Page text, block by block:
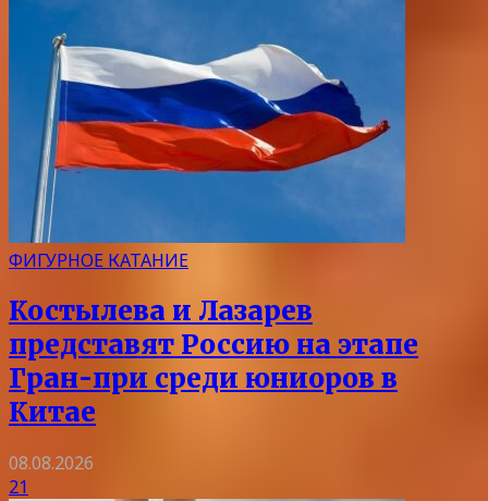
ФИГУРНОЕ КАТАНИЕ
Костылева и Лазарев
представят Россию на этапе
Гран-при среди юниоров в
Китае
08.08.2026
21